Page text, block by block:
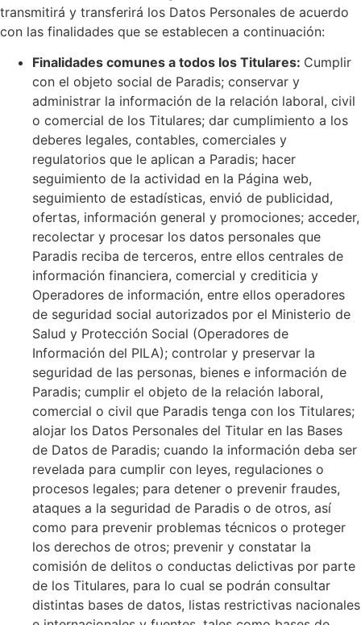
transmitirá y transferirá los Datos Personales de acuerdo
con las finalidades que se establecen a continuación:
Finalidades comunes a todos los Titulares: Cumplir
con el objeto social de Paradis; conservar y
administrar la información de la relación laboral, civil
o comercial de los Titulares; dar cumplimiento a los
deberes legales, contables, comerciales y
regulatorios que le aplican a Paradis; hacer
seguimiento de la actividad en la Página web,
seguimiento de estadísticas, envió de publicidad,
ofertas, información general y promociones; acceder,
recolectar y procesar los datos personales que
Paradis reciba de terceros, entre ellos centrales de
información financiera, comercial y crediticia y
Operadores de información, entre ellos operadores
de seguridad social autorizados por el Ministerio de
Salud y Protección Social (Operadores de
Información del PILA); controlar y preservar la
seguridad de las personas, bienes e información de
Paradis; cumplir el objeto de la relación laboral,
comercial o civil que Paradis tenga con los Titulares;
alojar los Datos Personales del Titular en las Bases
de Datos de Paradis; cuando la información deba ser
revelada para cumplir con leyes, regulaciones o
procesos legales; para detener o prevenir fraudes,
ataques a la seguridad de Paradis o de otros, así
como para prevenir problemas técnicos o proteger
los derechos de otros; prevenir y constatar la
comisión de delitos o conductas delictivas por parte
de los Titulares, para lo cual se podrán consultar
distintas bases de datos, listas restrictivas nacionales